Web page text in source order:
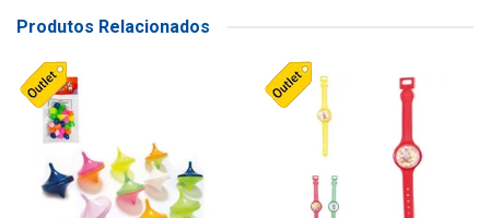
Produtos Relacionados